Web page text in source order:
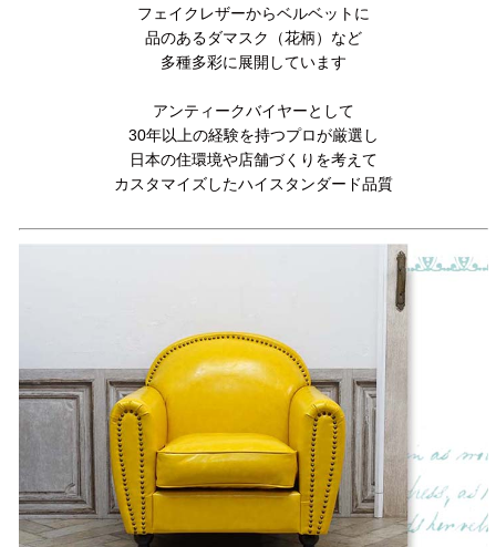
フェイクレザーからベルベットに
品のあるダマスク（花柄）など
多種多彩に展開しています
アンティークバイヤーとして
30年以上の経験を持つプロが厳選し
日本の住環境や店舗づくりを考えて
カスタマイズしたハイスタンダード品質